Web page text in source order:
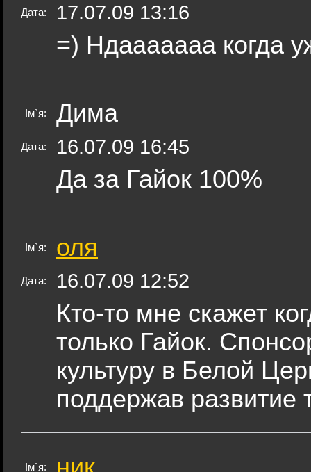
Дата: 17.07.09 13:16
=) Ндааааааа когда
Ім`я: Дима
Дата: 16.07.09 16:45
Да за Гайок 100%
Ім`я: оля
Дата: 16.07.09 12:52
Кто-то мне скажет
только Гайок.
культуру в Белой
поддержав развитие
Ім`я: